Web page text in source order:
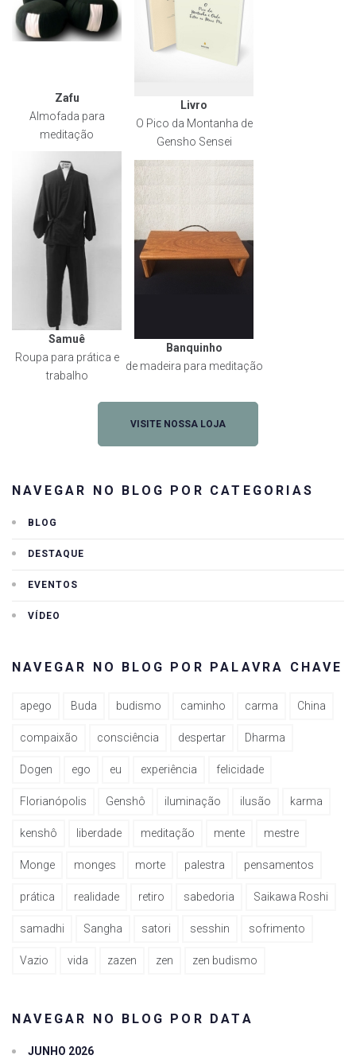
Zafu
Almofada para
meditação
Livro
O Pico da Montanha de
Gensho Sensei
Samuê
Roupa para prática e
trabalho
Banquinho
de madeira para meditação
VISITE NOSSA LOJA
NAVEGAR NO BLOG POR CATEGORIAS
BLOG
DESTAQUE
EVENTOS
VÍDEO
NAVEGAR NO BLOG POR PALAVRA CHAVE
apego Buda budismo caminho carma China
compaixão consciência despertar Dharma
Dogen ego eu experiência felicidade
Florianópolis Genshô iluminação ilusão karma
kenshô liberdade meditação mente mestre
Monge monges morte palestra pensamentos
prática realidade retiro sabedoria Saikawa Roshi
samadhi Sangha satori sesshin sofrimento
Vazio vida zazen zen zen budismo
NAVEGAR NO BLOG POR DATA
JUNHO 2026